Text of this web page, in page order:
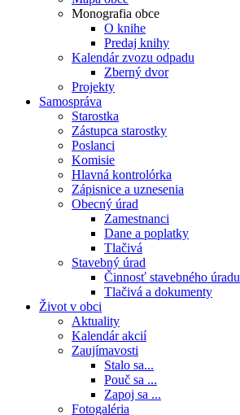
Monografia obce
O knihe
Predaj knihy
Kalendár zvozu odpadu
Zberný dvor
Projekty
Samospráva
Starostka
Zástupca starostky
Poslanci
Komisie
Hlavná kontrolórka
Zápisnice a uznesenia
Obecný úrad
Zamestnanci
Dane a poplatky
Tlačivá
Stavebný úrad
Činnosť stavebného úradu
Tlačivá a dokumenty
Život v obci
Aktuality
Kalendár akcií
Zaujímavosti
Stalo sa...
Pouč sa ...
Zapoj sa ...
Fotogaléria